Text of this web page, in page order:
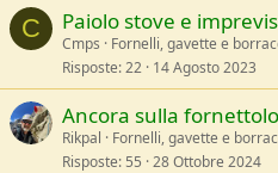
C Paiolo stove e
Cmps
Fornelli, gavette e
Risposte 22 14 Agosto 2023
Ancora sulla
Rikpal
Fornelli, gavette e
Risposte 55 28 Ottobre 2024